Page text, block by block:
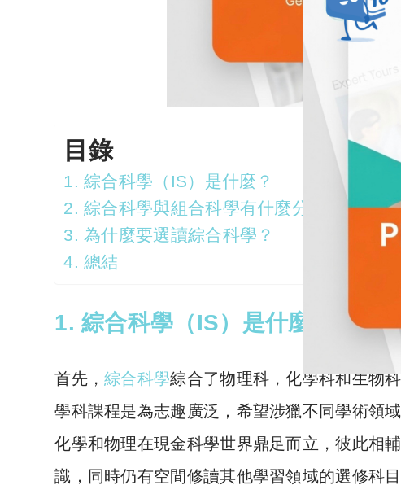
目錄
1. 綜合科學（IS）是什麼？
2. 綜合科學與組合科學有什麼分別？
3. 為什麼要選讀綜合科學？
4. 總結
1.綜合科學 （IS） 是什麼？
首先，綜合科學綜合了物理科，化學科和生物
學科課程是為志趣廣泛，希望涉獵不同學術領
化學和物理在現金科學世界鼎足而立，彼此相
識，同時仍有空間修讀其他學習領域的選修科